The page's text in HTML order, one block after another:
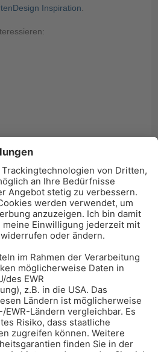
Inspiration
Newsletter
Benachrichtigungen zu den
Anmeldung
Bauwerksabdichtung